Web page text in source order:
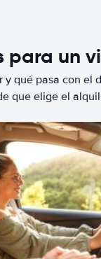
para un
y qué pasa con
que elige el